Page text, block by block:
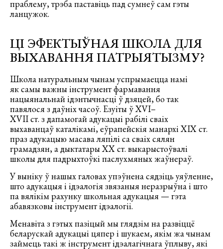
праблему, трэба паставіць пад сумнеў сам гэты
ланцужок.
ЦІ ЭФЕКТЫЎНАЯ ШКОЛА ДЛЯ
ВЫХАВАННЯ ПАТРЫЯТЫЗМУ?
Школа натуральным чынам успрымаецца намі
як самы важны інструмент фармавання
нацыянальнай ідэнтычнасці ў дзяцей, бо так
павялося з даўніх часоў. Езуіты ў XVI–
XVII ст. з дапамогай адукацыі рабілі сваіх
выхаванцаў каталікамі, еўрапейскія манархі XIX ст.
праз адукацыю масава ляпілі са сваіх сялян
грамадзян, а дыктатары XX ст. выкарыстоўвалі
школы для падрыхтоўкі паслухмяных жаўнераў.
У выніку ў нашых галовах упэўнена сядзіць уяўленне,
што адукацыя і ідэалогія звязаныя неразрыўна і што
па вялікім рахунку школьная адукацыя — гэта
абавязковы інструмент ідэалогіі.
Менавіта з гэтых пазіцый мы глядзім на развіццё
беларускай адукацыі цяпер і шукаем, якім жа чынам
займець такі ж інструмент ідэалагічнага ўплыву, які